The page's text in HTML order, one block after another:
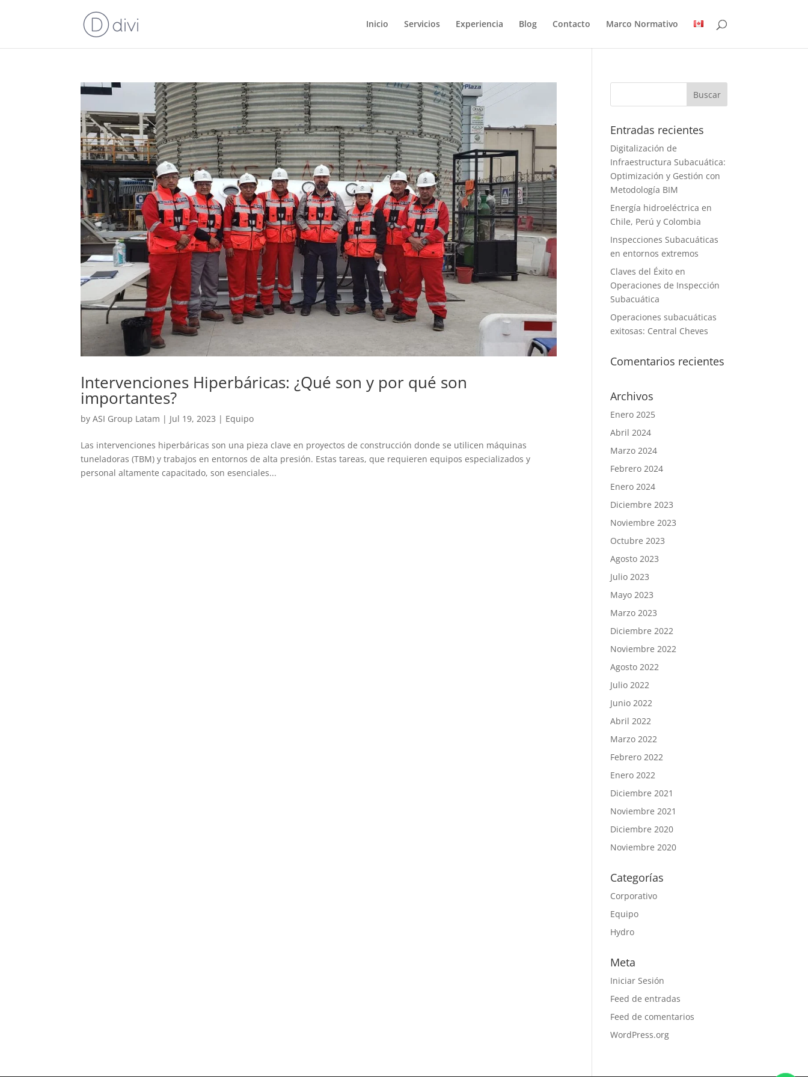
Inicio Servicios Experiencia Blog Contacto Marco Normativo
Intervenciones Hiperbáricas: ¿Qué son y por qué son
importantes?
byASI Group Latam | Jul 19, 2023 | Equipo
Las intervenciones hiperbáricas son una pieza clave en proyectos de construcción donde se utilicen máquinas
tuneladoras (TBM) y trabajos en entornos de alta presión. Estas tareas, que requieren equipos especializados y
personal altamente capacitado, son esenciales...
Entradas recientes
Digitalización de
Infraestructura Subacuática:
Optimización y Gestión con
Metodología BIM
Energía hidroeléctrica en
Chile, P͏erú y Colombia
Inspecciones Subacuáticas
en entornos extremos
Claves del Éxito en
Operaciones de Inspección
Subacuática
Operaciones subacuáticas
exitosas: Central Cheves
Comentarios recientes
Archivos
Enero 2025
Abril 2024
Marzo 2024
Febrero 2024
Enero 2024
Diciembre 2023
Noviembre 2023
Octubre 2023
Agosto 2023
Julio 2023
Mayo 2023
Marzo 2023
Diciembre 2022
Noviembre 2022
Agosto 2022
Julio 2022
Junio 2022
Abril 2022
Marzo 2022
Febrero 2022
Enero 2022
Diciembre 2021
Noviembre 2021
Diciembre 2020
Noviembre 2020
Categorías
Corporativo
Equipo
Hydro
Meta
Iniciar Sesión
Feed de entradas
Feed de comentarios
WordPress.org